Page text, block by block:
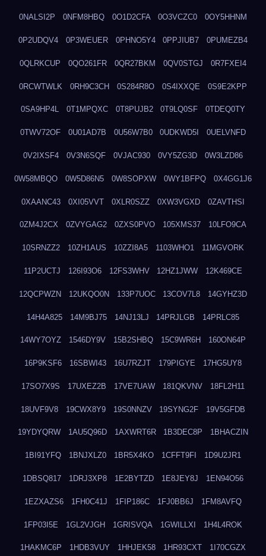
0NALSI2P 0NFM8HBQ 0O1D2CFA 0O3VCZC0 0OY5HHNM
0P2UDQV4 0P3WEUER 0PHNO5Y4 0PPJIUB7 0PUMEZB4
0QLRKCUP 0QO261FR 0QR27BKM 0QV0STGJ 0R7FXEI4
0RCWTWLK 0RH9C3CH 0S284R8O 0S4IXXQE 0S9E2KPP
0SA9HP4L 0T1MPQXC 0T8PUJB2 0T9LQ0SF 0TDEQ0TY
0TWV72OF 0U01AD7B 0U56W7B0 0UDKWD5I 0UELVNFD
0V2IXSF4 0V3N6SQF 0VJAC930 0VY5ZG3D 0W3LZD86
0W58MBQO 0W5D86N5 0W8SOPXW 0WY1BFPQ 0X4GG1J6
0XAANC43 0XI05VVT 0XLR0SZZ 0XW3VGXD 0ZAVTHSI
0ZM4J2CX 0ZVYGAG2 0ZXS0PVO 105XMS37 10LFO9CA
10SRNZZ2 10ZH1AUS 10ZZI8A5 1103WHO1 11MGVORK
11P2UCTJ 126I93O6 12FS3WHV 12HZ1JWW 12K469CE
12QCPWZN 12UKQO0N 133P7UOC 13COV7L8 14GYHZ3D
14H4A825 14M9BJ75 14NJ13LJ 14PRJLGB 14PRLC85
14WY7OYZ 1546DY9V 15B2SHBQ 15C9WR6H 160ON64P
16P9KSF6 16SBWI43 16U7RZJT 179PIGYE 17HG5UY8
17SO7X9S 17UXEZ2B 17VE7UAW 181QKVNV 18FL2H11
18UVF9V8 19CWX8Y9 19S0NNZV 19SYNG2F 19V5GFDB
19YDYQRW 1AU5Q96D 1AXWRT6R 1B3DEC8P 1BHACZIN
1BI91YFQ 1BNJXLZ0 1BR5X4KO 1CFFT9FI 1D9U2JR1
1DBSQ817 1DRJ3XP8 1E2BYTZD 1E8JEY8J 1EN94O56
1EZXAZS6 1FH0C41J 1FIP186C 1FJ0BB6J 1FM8AVFQ
1FP03I5E 1GL2VJGH 1GRISVQA 1GWILLXI 1H4L4ROK
1HAKMC6P 1HDB3VUY 1HHJEK58 1HR93CXT 1I70CGZX